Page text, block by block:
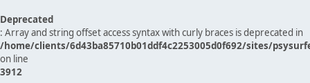
Deprecated
: Array and string offset access syntax with curly braces is deprecated in
/home/clients/6d43ba85710b01ddf4c2253005d0f692/sites/
on line
3912